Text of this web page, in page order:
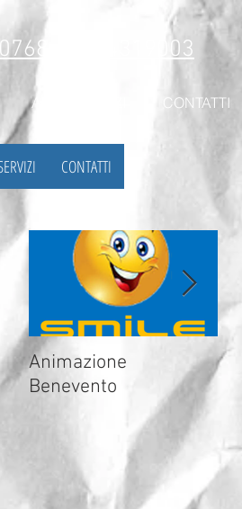
- 3934319003
ALTRI SERVIZI CONTATTI
CONTATTI
Animazione
Benevento